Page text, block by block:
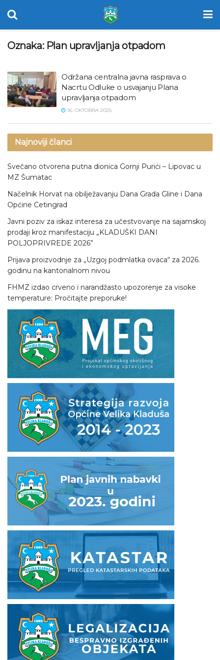
Oznaka: Plan upravljanja otpadom
Održana centralna javna rasprava o
Nacrtu Odluke o usvajanju Plana
upravljanja otpadom
16. OKTOBRA 2025.
Najnoviji članci
Svečano otvorena putna dionica Gornji Purići – Lipovac u
MZ Šumatac
Načelnik Horvat na obilježavanju Dana Grada Gline i Dana
Općine Cetingrad
Javni poziv za iskaz interesa za učestvovanje na sajamskoj
prodaji kroz manifestaciju „KLADUŠKI DANI
POLJOPRIVREDE 2026”
Prijava proizvodnje za „Uzgoj podmlatka ovaca“ za 2026.
godinu na kantonalnom nivou
FHMZ izdao crveno i narandžasto upozorenje za visoke
temperature: Pročitajte preporuke!